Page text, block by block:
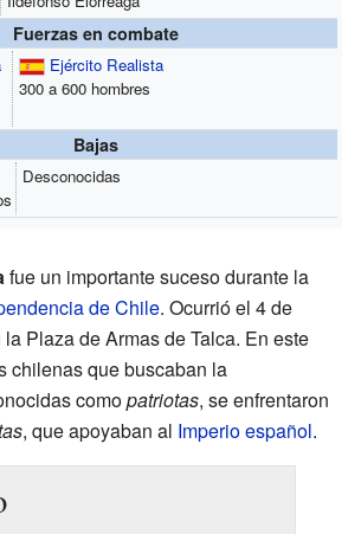
Fuerzas en combate
Ejército Realista
300 a 600 hombres
Bajas
Desconocidas
fue un importante suceso durante la
de Chile. Ocurrió el 4 de
Plaza de Armas de Talca. En este
chilenas que buscaban la
comopatriotas, se enfrentaron
, que apoyaban al Imperio español.